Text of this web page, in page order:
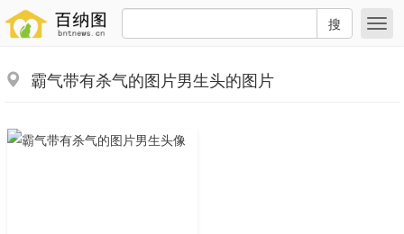
搜
霸气带有杀气的图片男生头的图片